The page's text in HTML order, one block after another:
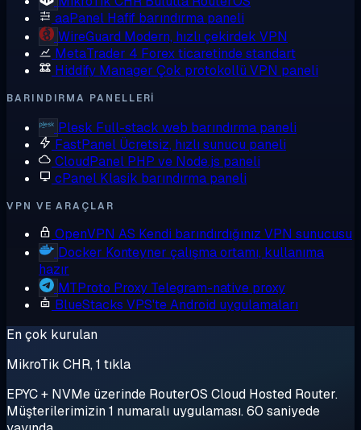
aaPanel Hafif barındırma paneli
WireGuard Modern, hızlı çekirdek VPN
MetaTrader 4 Forex ticaretinde standart
Hiddify Manager Çok protokollü VPN paneli
BARINDIRMA PANELLERI
Plesk Full-stack web barındırma paneli
FastPanel Ücretsiz, hızlı sunucu paneli
CloudPanel PHP ve Node.js paneli
cPanel Klasik barındırma paneli
VPN VE ARAÇLAR
OpenVPN AS Kendi barındırdığınız VPN sunucusu
Docker Konteyner çalışma ortamı, kullanıma
hazır
MTProto Proxy Telegram-native proxy
BlueStacks VPS'te Android uygulamaları
En çok kurulan
MikroTik CHR, 1 tıkla
EPYC + NVMe üzerinde RouterOS Cloud Hosted Router.
Müşterilerimizin 1 numaralı uygulaması. 60 saniyede